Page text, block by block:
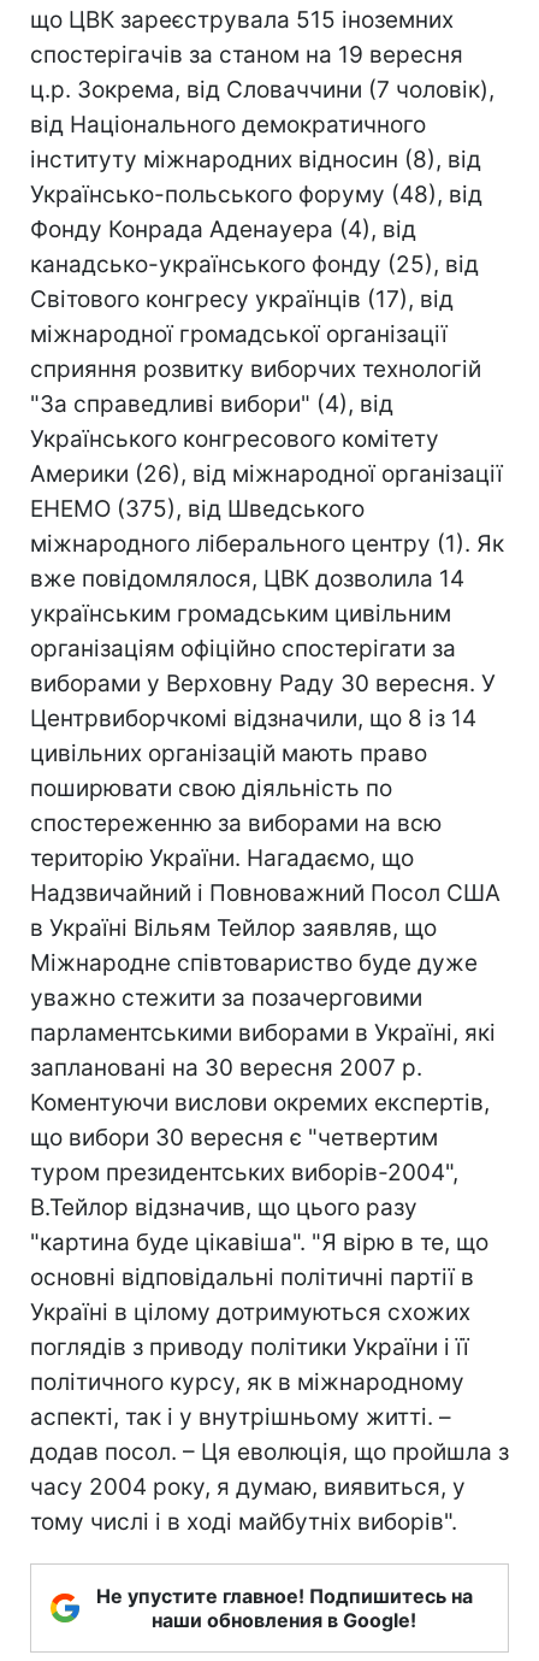
що ЦВК зареєструвала 515 іноземних
спостерігачів за станом на 19 вересня
ц.р. Зокрема, від Словаччини (7 чоловік),
від Національного демократичного
інституту міжнародних відносин (8), від
Українсько-польського форуму (48), від
Фонду Конрада Аденауера (4), від
канадсько-українського фонду (25), від
Світового конгресу українців (17), від
міжнародної громадської організації
сприяння розвитку виборчих технологій
"За справедливі вибори" (4), від
Українського конгресового комітету
Америки (26), від міжнародної організації
ЕНЕМО (375), від Шведського
міжнародного ліберального центру (1). Як
вже повідомлялося, ЦВК дозволила 14
українським громадським цивільним
організаціям офіційно спостерігати за
виборами у Верховну Раду 30 вересня. У
Центрвиборчкомі відзначили, що 8 із 14
цивільних організацій мають право
поширювати свою діяльність по
спостереженню за виборами на всю
територію України. Нагадаємо, що
Надзвичайний і Повноважний Посол США
в Україні Вільям Тейлор заявляв, що
Міжнародне співтовариство буде дуже
уважно стежити за позачерговими
парламентськими виборами в Україні, які
заплановані на 30 вересня 2007 р.
Коментуючи вислови окремих експертів,
що вибори 30 вересня є "четвертим
туром президентських виборів-2004",
В.Тейлор відзначив, що цього разу
"картина буде цікавіша". "Я вірю в те, що
основні відповідальні політичні партії в
Україні в цілому дотримуються схожих
поглядів з приводу політики України і її
політичного курсу, як в міжнародному
аспекті, так і у внутрішньому житті. –
додав посол. – Ця еволюція, що пройшла з
часу 2004 року, я думаю, виявиться, у
тому числі і в ході майбутніх виборів".
Не упустите главное! Подпишитесь на
наши обновления в Google!